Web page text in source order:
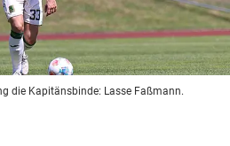
die Kapitänsbinde: Lasse Faßmann.